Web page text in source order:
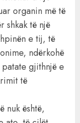
organin më të
shkak të një
e tij, të
ndërkohë
gjithnjë e
të
nuk është,